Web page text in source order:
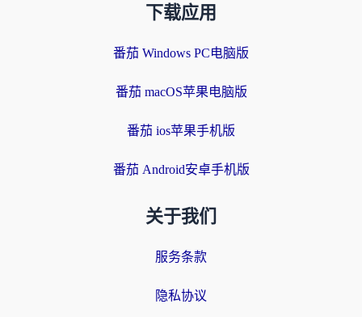
下载应用
番茄 Windows PC电脑版
番茄 macOS苹果电脑版
番茄 ios苹果手机版
番茄 Android安卓手机版
关于我们
服务条款
隐私协议